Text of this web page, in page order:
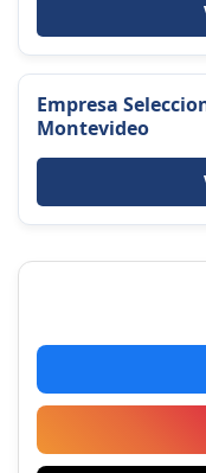
Empresa
Montevideo